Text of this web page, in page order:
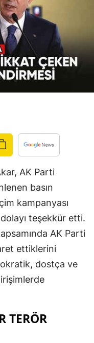
Bursa
Çanakkale
Çankırı
Diyarbakır
Elazığ
Erzincan
Eskişehir
Gaziantep
AK Parti
basın
kampanyası
teşekkür etti.
AK Parti
ettiklerini
dostça ve
TERÖR